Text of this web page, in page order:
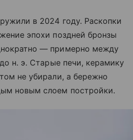
в 2024 году. Раскопки
эпохи поздней бронзы
— примерно между
н. э. Старые печи, керамику
не убирали, а бережно
новым слоем постройки.